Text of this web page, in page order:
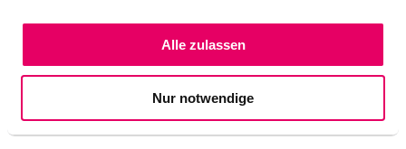
Alle zulassen
Nur notwendige
Zubereitungsdauer
15 Minuten Vorbereitungszeit